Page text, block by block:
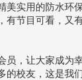
美实用的防水环
有节目可看，又
员，让大家成为
的校友，这是我